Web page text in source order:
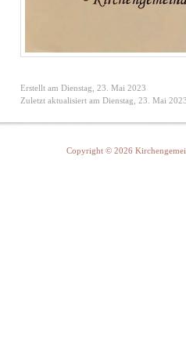
Erstellt am Dienstag, 23. Mai 2023
Zuletzt aktualisiert am Dienstag, 23. Mai
Copyright © 2026